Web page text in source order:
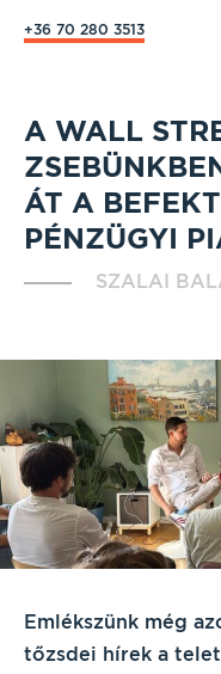
+36 70 280 3513
A WALL
ÁT A
PÉNZÜGYI
SZALAI
Emlékszünk még
tőzsdei hírek a